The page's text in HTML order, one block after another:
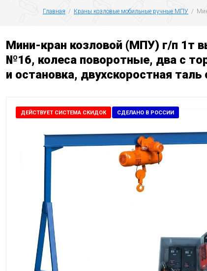
Главная
  /
Краны козловые мобильные ручные МПУ
/
Мини-кран козловой (МПУ) г/п 1т
№16, колеса поворотные, два с
и остановка, двухскоростная
ДЕЙСТВУЕТ СИСТЕМА СКИДОК СДЕЛАНО В РОССИИ